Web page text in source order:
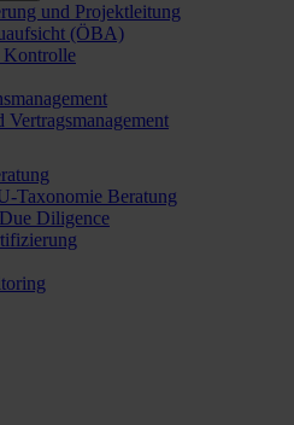
und Projektleitung
(ÖBA)
Kontrolle
Vertragsmanagement
Taxonomie Beratung
Diligence